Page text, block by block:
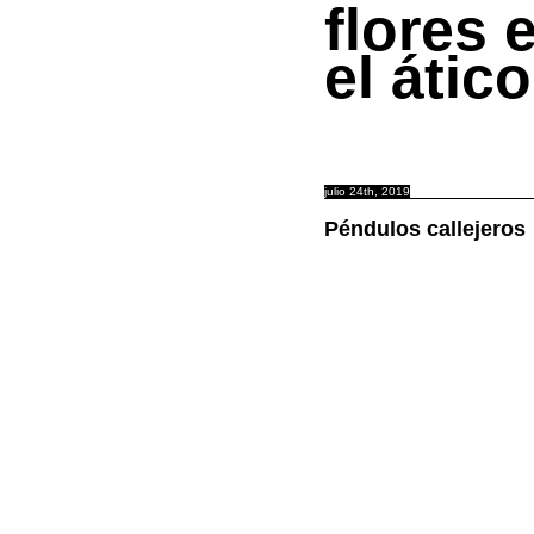
flores
el ático
julio 24th, 2019
Péndulos callejeros